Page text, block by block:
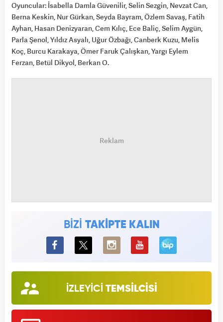
Oyuncular: İsabella Damla Güvenilir, Selin Sezgin, Nevzat Can,
Berna Keskin, Nur Gürkan, Seyda Bayram, Özlem Savaş, Fatih
Ayhan, Hasan Denizyaran, Cem Kılıç, Ece Baliç, Selim Aygün,
Parla Şenol, Yıldız Asyalı, Uğur Özbağı, Canberk Kuzu, Melis
Koç, Burcu Karakaya, Ömer Faruk Çalışkan, Yargı Eylem
Ferzan, Betül Dikyol, Berkan O.
BİZİ TAKİPTE KALIN
BiP
İZLEYİCİ TEMSİLCİSİ